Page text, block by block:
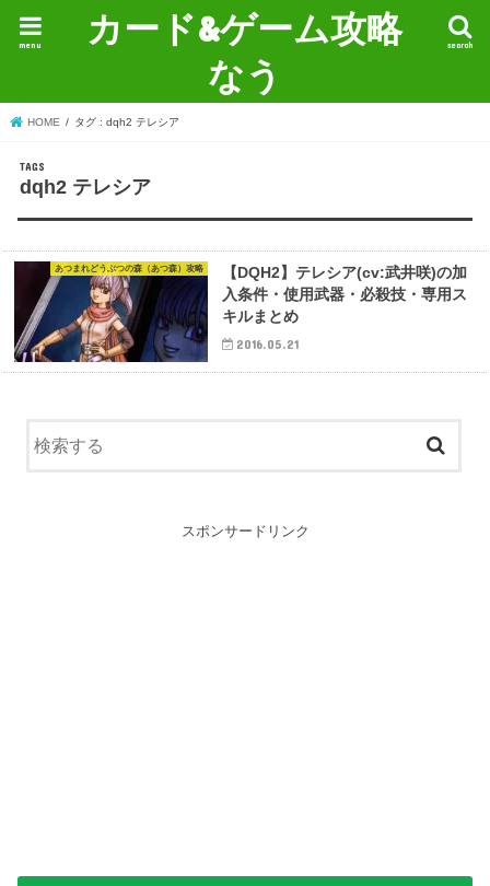
カード&ゲーム攻略
なう
search
menu
HOME タグ : dqh2 テレシア
dqh2 テレシア
あつまれどうぶつの森（あつ森）攻略
【DQH2】テレシア(cv:武井咲)の加
入条件・使用武器・必殺技・専用ス
キルまとめ
2016.05.21
スポンサードリンク